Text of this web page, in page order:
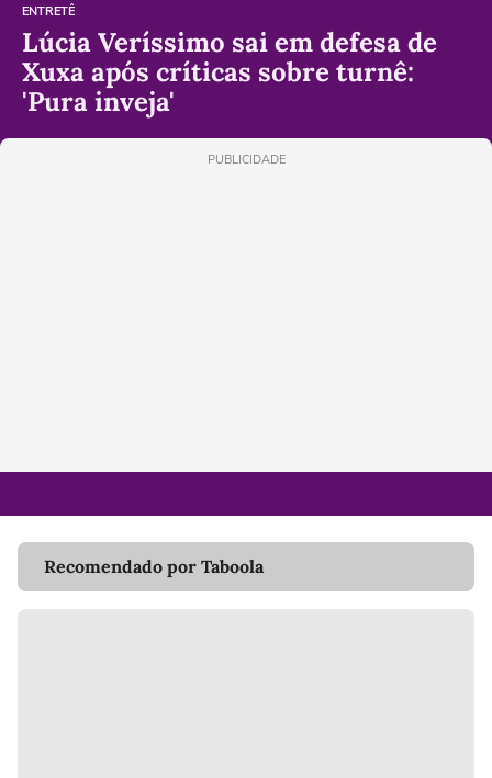
ENTRETÊ
Lúcia Veríssimo sai em defesa de
Xuxa após críticas sobre turnê:
'Pura inveja'
PUBLICIDADE
Recomendado por Taboola